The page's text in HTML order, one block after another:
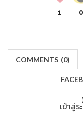
1 0
COMMENTS (0)
เข้าสู่